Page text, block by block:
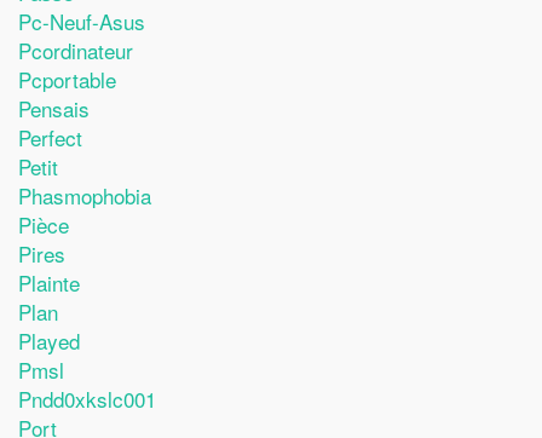
Pc-Neuf-Asus
Pcordinateur
Pcportable
Pensais
Perfect
Petit
Phasmophobia
Pièce
Pires
Plainte
Plan
Played
Pmsl
Pndd0xkslc001
Port